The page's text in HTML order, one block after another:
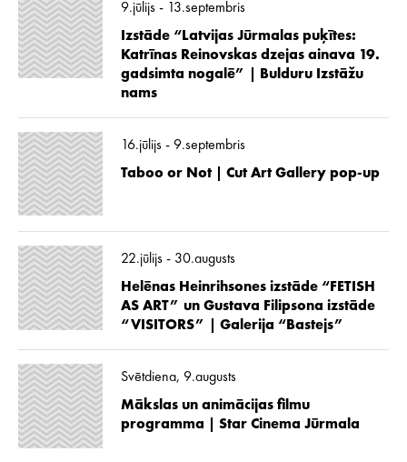
9.jūlijs - 13.septembris
Izstāde “Latvijas Jūrmalas puķītes:
Katrīnas Reinovskas dzejas ainava 19.
gadsimta nogalē” | Bulduru Izstāžu
nams
16.jūlijs - 9.septembris
Taboo or Not | Cut Art Gallery pop-up
22.jūlijs - 30.augusts
Helēnas Heinrihsones izstāde “FETISH
AS ART” un Gustava Filipsona izstāde
“VISITORS” | Galerija “Bastejs”
Svētdiena, 9.augusts
Mākslas un animācijas filmu
programma | Star Cinema Jūrmala